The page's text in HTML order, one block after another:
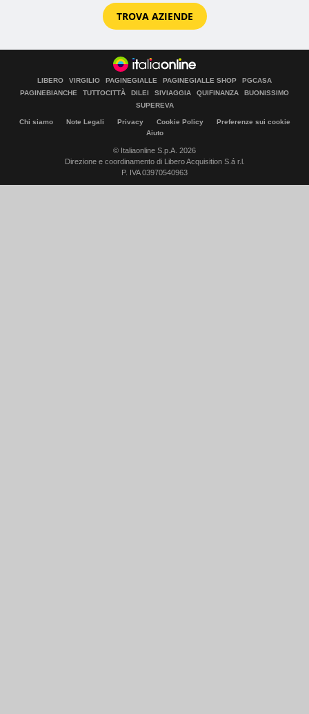
TROVA AZIENDE
LIBERO VIRGILIO PAGINEGIALLE PAGINEGIALLE SHOP
PGCASA
PAGINEBIANCHE
TUTTOCITTÀ DILEI SIVIAGGIA QUIFINANZA
BUONISSIMO
SUPEREVA
Chi siamo Note Legali Privacy Cookie Policy
Preferenze sui cookie
Aiuto
© Italiaonline S.p.A. 2026
Direzione e coordinamento di Libero Acquisition S.á r.l.
P. IVA 03970540963